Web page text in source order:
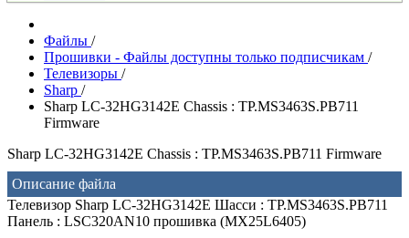
Файлы /
Прошивки - Файлы доступны только подписчикам /
Телевизоры /
Sharp /
Sharp LC-32HG3142E Chassis : TP.MS3463S.PB711
Firmware
Sharp LC-32HG3142E Chassis : TP.MS3463S.PB711 Firmware
Описание файла
Телевизор Sharp LC-32HG3142E Шасси : TP.MS3463S.PB711
Панель : LSC320AN10 прошивка (MX25L6405)